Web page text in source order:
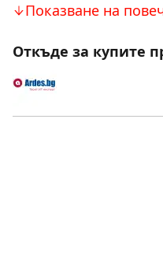
Показване на
Откъде за купите